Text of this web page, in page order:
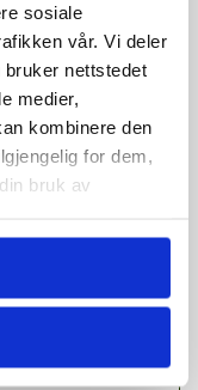
sosiale
vår. Vi deler
nettstedet
medier,
kombinere den
for dem,
bruk av
gjer at minerala
spray inneheld
fukt, styrkar
med
mot ytre